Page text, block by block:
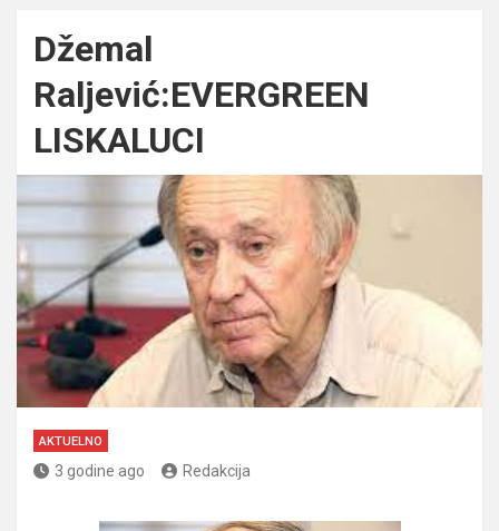
Džemal
Raljević:EVERGREEN
LISKALUCI
AKTUELNO
3 godine ago Redakcija